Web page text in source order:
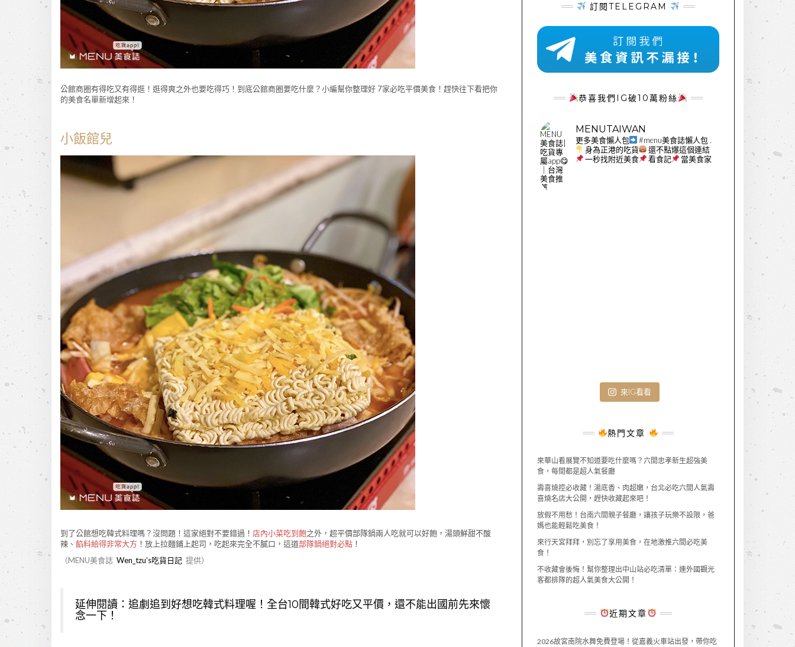
公館商圈有得吃又有得逛！逛得爽之外也要吃得巧！到底公館商圈要吃什麼？小編幫你整理好 7家必吃平價美食！趕快往下看把你
的美食名單新增起來！
小飯館兒
到了公館想吃韓式料理嗎？沒問題！這家絕對不要錯過！ 店內小菜吃到飽之外，超平價部隊鍋兩人吃就可以好飽，湯頭鮮甜不酸
辣、 餡料給得非常大方 ！放上拉麵鋪上起司，吃起來完全不膩口，這道部隊鍋絕對必點 ！
（MENU美食誌 Wen_tzu’s吃貨日記 提供）
延伸閱讀： 追劇追到好想吃韓式料理喔！全台10間韓式好吃又平價，還不能出國前先來懷
念一下！
訂閱TELEGRAM
恭喜我們IG破10萬粉絲
MENUTAIWAN
更多美食懶人包 #menu美食誌懶人包 .
身為正港的吃貨
還不點爆這個連結
一秒找附近美食
看食記 當美食家
來IG看看
熱門文章
來華山看展覽不知道要吃什麼嗎？六間忠孝新生超強美
食，每間都是超人氣餐廳
壽喜燒控必收藏！湯底香、肉超嫩，台北必吃六間人氣壽
喜燒名店大公開，趕快收藏起來吧！
放假不用愁！台南六間親子餐廳，讓孩子玩樂不設限，爸
媽也能輕鬆吃美食！
來行天宮拜拜，別忘了享用美食，在地激推六間必吃美
食！
不收藏會後悔！幫你整理出中山站必吃清單：連外國觀光
客都排隊的超人氣美食大公開！
近期文章
2026故宮南院水舞免費登場！從嘉義火車站出發，帶你吃